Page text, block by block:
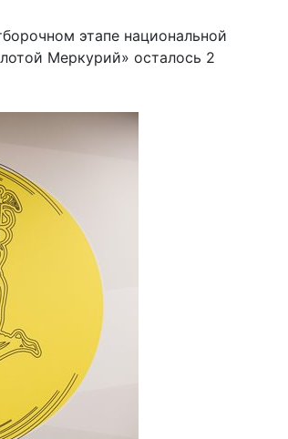
этапе национальной
Меркурий» осталось 2